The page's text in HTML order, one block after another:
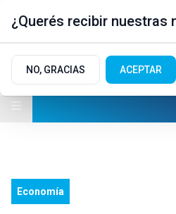
Economía
¿Querés recibir nuestras
NO, GRACIAS ACEPTAR